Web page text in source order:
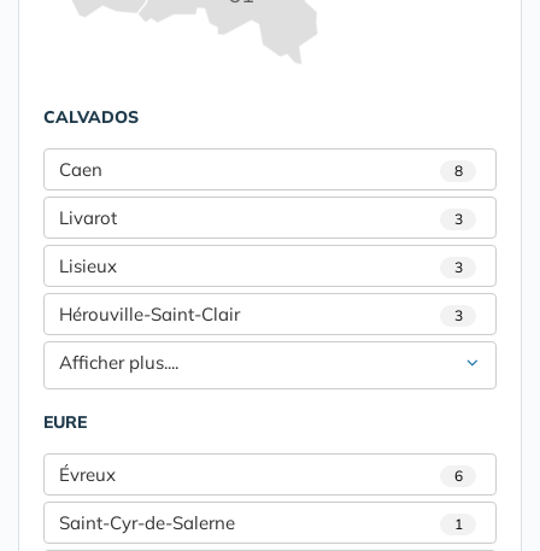
CALVADOS
Caen 8
Livarot 3
Lisieux 3
Hérouville-Saint-Clair 3
Afficher plus....
EURE
Évreux 6
Saint-Cyr-de-Salerne 1